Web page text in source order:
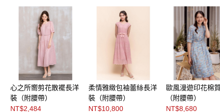
２．關於個人資料處理事宜，請瀏覽以下網址：
https://aftee.tw/terms/#terms3
３．未成年的使用者請事先徵得法定代理人或監護人之同意方可使用
「AFTEE先享後付」，若未經同意申辦者引起之損失，本公司不負相關責
４．使用「AFTEE先享後付」時，將依據個別帳號之用戶狀況，依本公司即
時審查核予不同之上限額度；若仍有額度不足之情形，本公司將視審查結果
請求用戶進行身份認證。
５．嚴禁一人註冊多個帳號或使用他人資訊註冊。若發現惡意使用之情形，
恩沛科技股份有限公司將有權停止該用戶之使用額度並採取法律行動。
心之所嚮剪花散襬長洋
裝（附腰帶）
NT$2,484
柔情雅緻包袖蕾絲長洋
裝（附腰帶）
NT$10,800
歐風漫遊印花棉
（附腰帶）
NT$8,680